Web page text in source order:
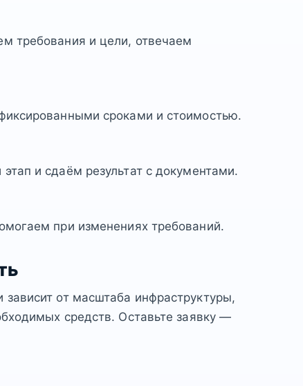
требования и цели, отвечаем
сроками и стоимостью.
и сдаём результат с документами.
при изменениях требований.
от масштаба инфраструктуры,
средств. Оставьте заявку —